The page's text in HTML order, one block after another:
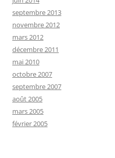
septembre 2013
novembre 2012
mars 2012
décembre 2011
mai 2010
octobre 2007
septembre 2007
août 2005
mars 2005
février 2005